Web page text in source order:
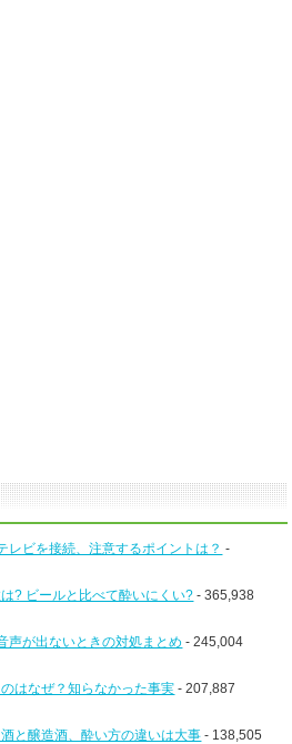
レビを接続、注意するポイントは？ -
? ビールと比べて酔いにくい? - 365,938
声が出ないときの対処まとめ - 245,004
はなぜ？知らなかった事実 - 207,887
と醸造酒、酔い方の違いは大事 - 138,505